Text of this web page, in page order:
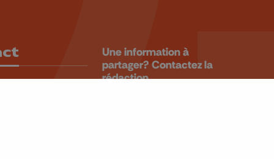
Une information à
partager? Contactez la
rédaction.